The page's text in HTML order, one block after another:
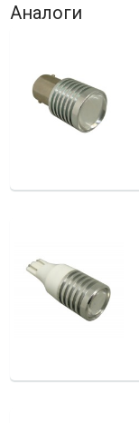
Аналоги